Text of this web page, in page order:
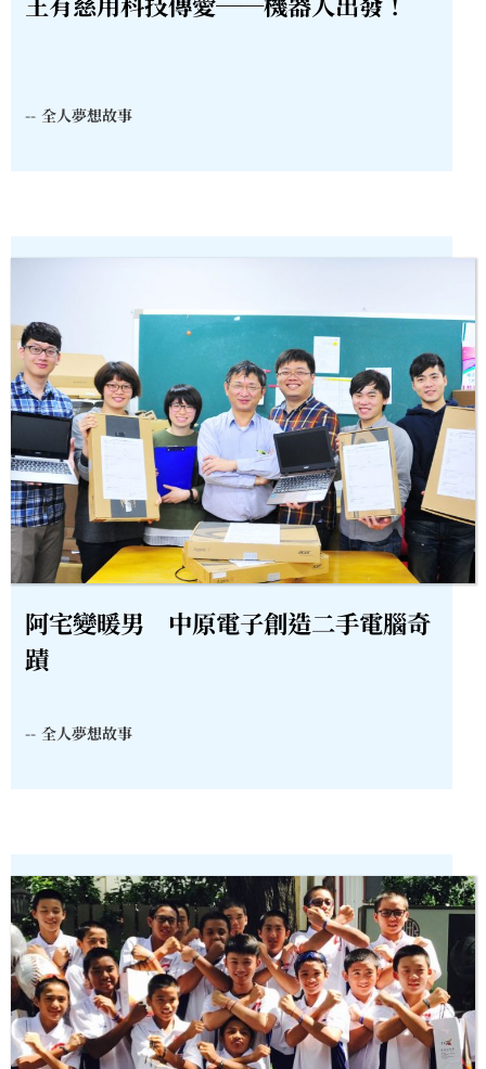
-- 全人夢想故事
阿宅變暖男 中原電子創造二手電腦奇
蹟
-- 全人夢想故事